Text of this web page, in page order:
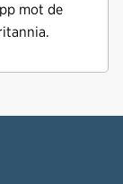
mot de